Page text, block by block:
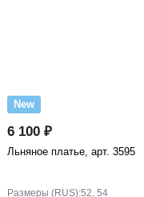
New
6 100 ₽
Льняное платье, арт. 3595
Размеры (RUS):52, 54